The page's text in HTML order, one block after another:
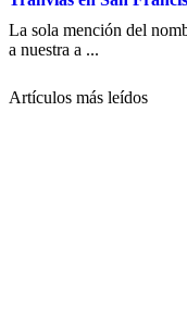
La sola mención del
a nuestra a ...
Artículos más leídos